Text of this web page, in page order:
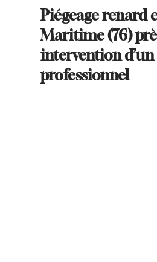
Piégeage renard
Maritime (76)
intervention
professionnel